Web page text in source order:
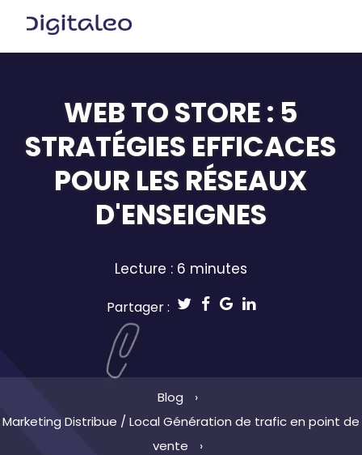
WEB TO STORE : 5
STRATÉGIES EFFICACES
POUR LES RÉSEAUX
D'ENSEIGNES
Lecture : 6 minutes
Partager :
Blog
Marketing Distribue / Local Génération de trafic en point de
vente